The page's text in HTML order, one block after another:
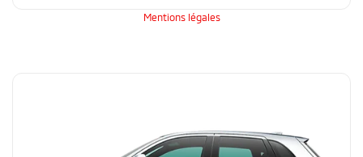
Mentions légales